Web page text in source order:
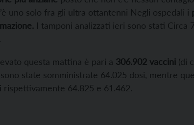
uno solo fra gli ultra ottantenni Negli ospedali i
I tamponi analizzati ieri sono stati Circa
questa mattina è pari a 306.902 vaccini (di
state somministrate 64.025 dosi, mentre
64.825 e 61.462.